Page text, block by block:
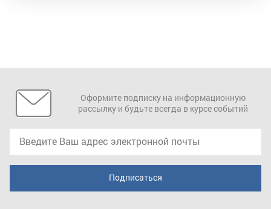
Оформите подписку на информационную
рассылку и будьте всегда в курсе событий